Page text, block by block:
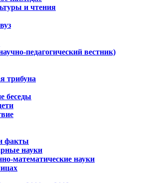
и чтения
педагогический вестник)
трибуна
беседы
факты
науки
математические науки